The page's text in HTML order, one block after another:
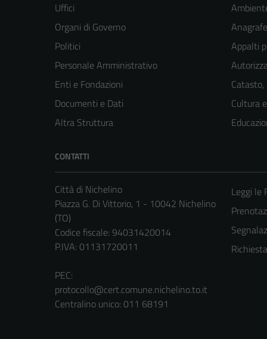
Uffici
Organi di Governo
Politici
Personale Amministrativo
Enti e Fondazioni
Documenti e Dati
Altra Struttura
Appalti
Cultura
CONTATTI
Città di Nichelino
Piazza G. Di Vittorio, 1 - 10042 Nichelino
(TO)
Codice fiscale: 94031420014
P.IVA: 01131720011
PEC:
protocollo@cert.comune.nichelino.to.it
Centralino unico: 011 68191
Leggi le